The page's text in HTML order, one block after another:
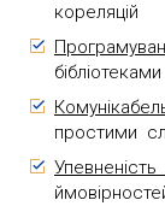
кореляцій
простими